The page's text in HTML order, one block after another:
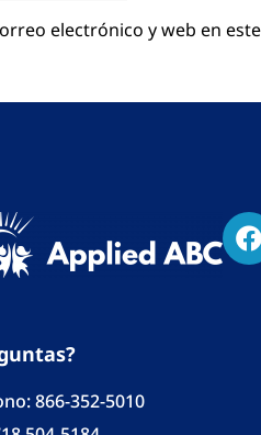
electrónico y web en
866-352-5010